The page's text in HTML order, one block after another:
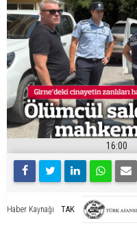
16:00
Haber Kaynağı TAK